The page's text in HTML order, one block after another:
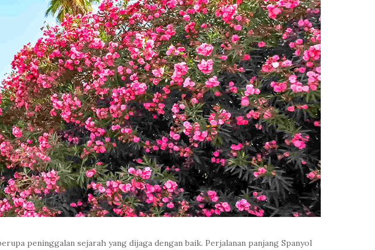
peninggalan sejarah yang dijaga dengan baik. Perjalanan panjang Spanyol